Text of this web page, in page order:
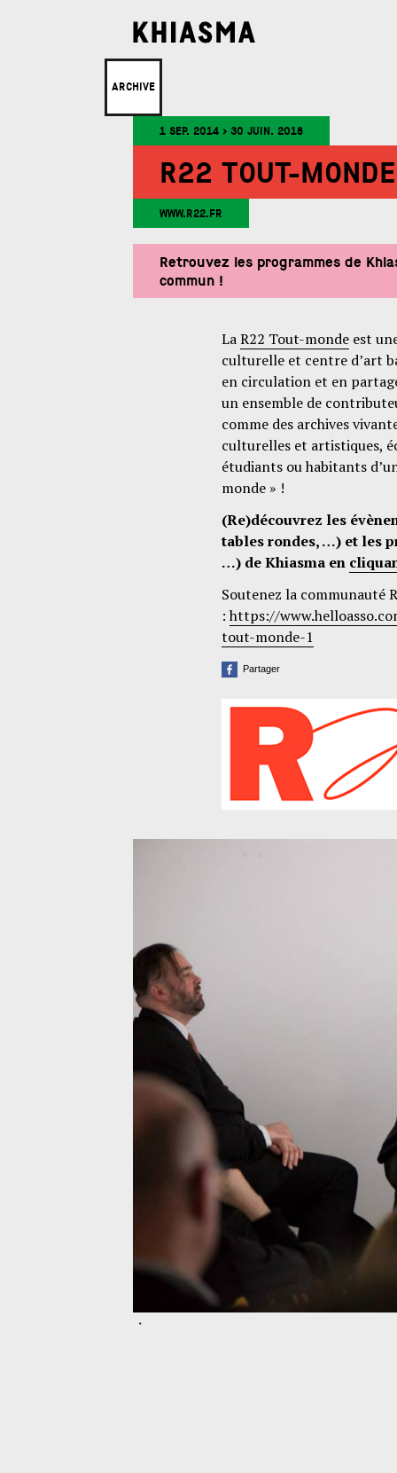
ARCHIVE
1 SEP. 2014 > 30 JUIN. 2018
R22 TOUT-MONDE
WWW.R22.FR
Retrouvez les programmes de
commun !
LaR22 Tout-monde est
culturelle et centre d’art
en circulation et en
un ensemble de
comme des archives
culturelles et artistiques,
étudiants ou habitants
monde » !
(Re)découvrez les
tables rondes, …) et les
…) de Khiasma en
Soutenez la communauté
: https://
tout-monde-1
Partager